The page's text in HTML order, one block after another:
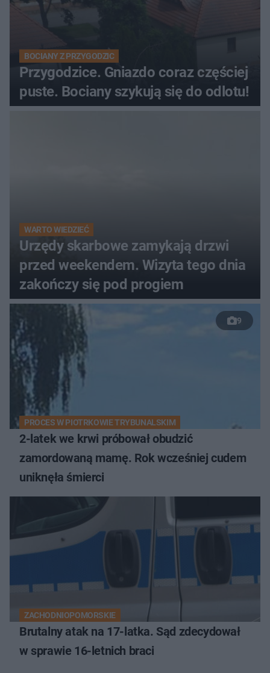
BOCIANY Z PRZYGODZIC
Przygodzice. Gniazdo coraz częściej
puste. Bociany szykują się do odlotu!
WARTO WIEDZIEĆ
Urzędy skarbowe zamykają drzwi
przed weekendem. Wizyta tego dnia
zakończy się pod progiem
9
PROCES W PIOTRKOWIE TRYBUNALSKIM
2-latek we krwi próbował obudzić
zamordowaną mamę. Rok wcześniej cudem
uniknęła śmierci
ZACHODNIOPOMORSKIE
Brutalny atak na 17-latka. Sąd zdecydował
w sprawie 16-letnich braci